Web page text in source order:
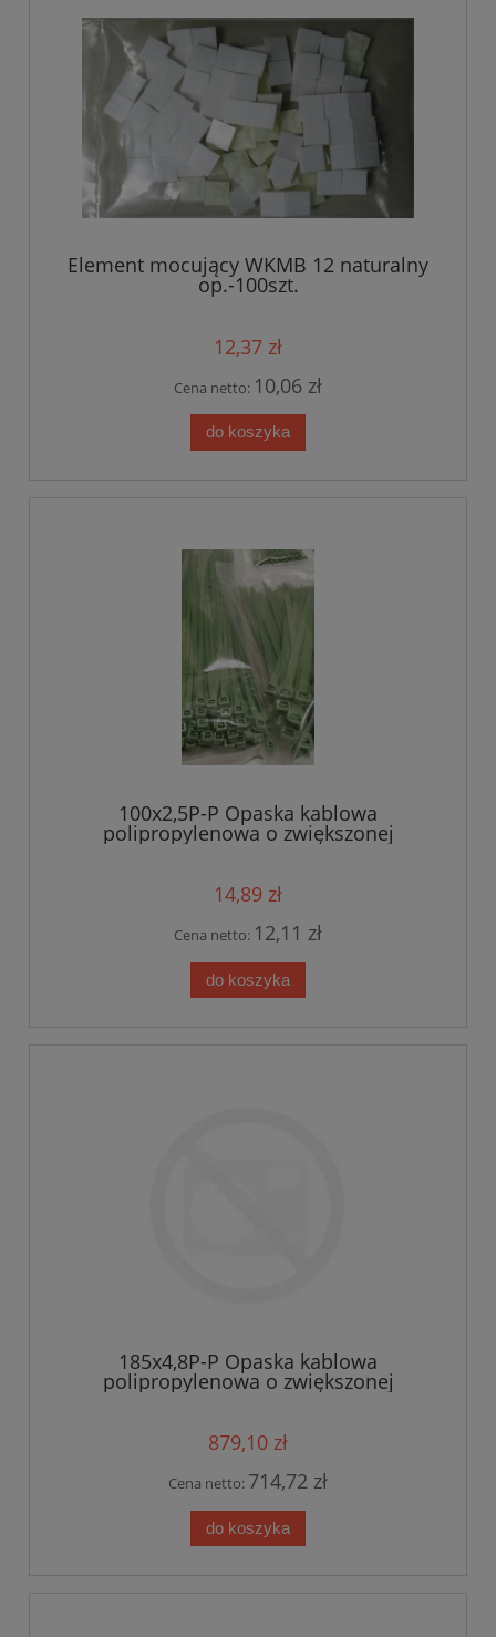
Element mocujący WKMB 12 naturalny
op.-100szt.
12,37 zł
Cena netto: 10,06 zł
do koszyka
100x2,5P-P Opaska kablowa
polipropylenowa o zwiększonej
odporności na działanie subst.
kolor zielonkawy op.100szt (100x2,5P-P)
14,89 zł
Cena netto: 12,11 zł
do koszyka
185x4,8P-P Opaska kablowa
polipropylenowa o zwiększonej
odporności na działanie subst.
kolor czarny op.1000szt (185x4,8P-P)
879,10 zł
Cena netto: 714,72 zł
do koszyka